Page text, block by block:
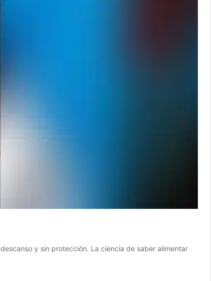
y sin protección. La ciencia de saber alimentar